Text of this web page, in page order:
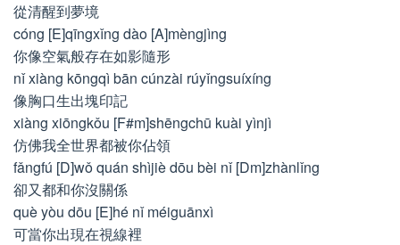
從清醒到夢境
cóng [E]qīngxǐng dào [A]mèngjìng
你像空氣般存在如影隨形
nǐ xiàng kōngqì bān cúnzài rúyǐngsuíxíng
像胸口生出塊印記
xiàng xiōngkǒu [F#m]shēngchū kuài yìnjì
仿佛我全世界都被你佔領
fǎngfú [D]wǒ quán shìjiè dōu bèi nǐ [Dm]zhànlǐng
卻又都和你沒關係
què yòu dōu [E]hé nǐ méiguānxì
可當你出現在視線裡